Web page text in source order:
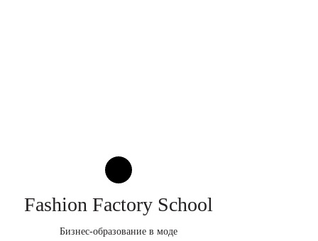
Fashion Factory School
Бизнес-образование в моде